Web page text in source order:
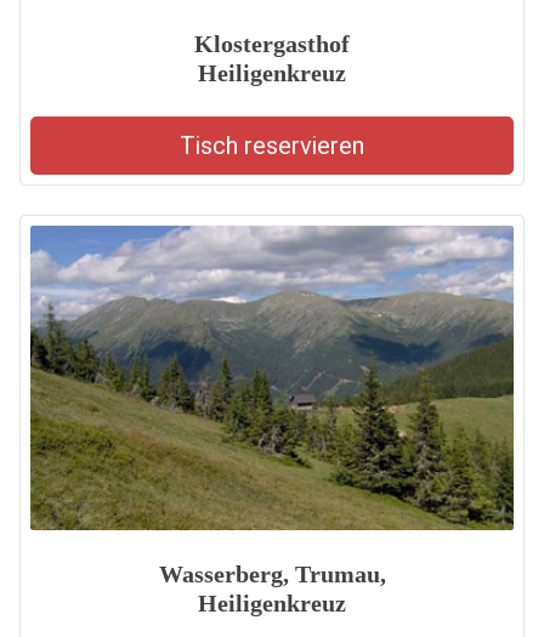
Klostergasthof
Heiligenkreuz
Tisch reservieren
Wasserberg, Trumau,
Heiligenkreuz